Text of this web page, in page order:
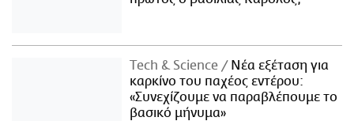
Τech & Science
Νέα εξέταση για
καρκίνο του παχέος εντέρου:
«Συνεχίζουμε να παραβλέπουμε το
βασικό μήνυμα»